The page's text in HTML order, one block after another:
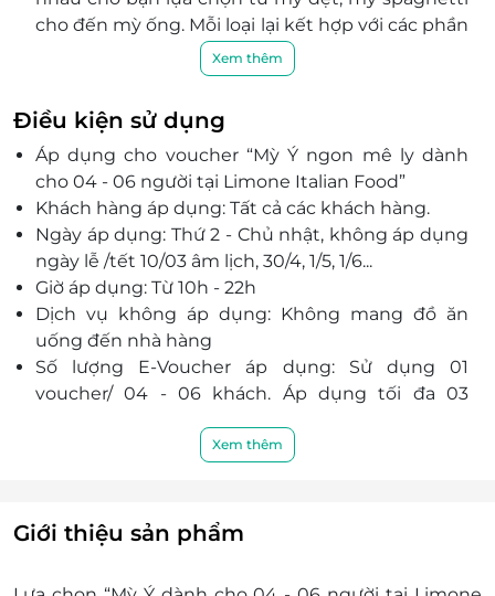
cho đến mỳ ống. Mỗi loại lại kết hợp với các phần
nước sốt khác nhau, được chế biến bởi người
đầu bếp chuyên nghiệp, mang đến nhiều trải
nghiệm thú vị.
Ngoài ra, còn có salat rau củ trộn dầu oliu dấm
chua chua, thanh mát, cân bằng vị giác hoàn
hảo.
Limone Italian Food tọa lạc trong các khu trung
tâm thương mại sầm uất Vincom Royal City và
Vincom Center, là địa chỉ lý tưởng giúp Quý
khách vừa có thể vui chơi, mua sắm vừa thưởng
thức nhiều món ăn ngon khó cưỡng.
Thực đơn đa dạng, chuyên các món Âu, được
người đầu bếp biến tấu sao cho vừa giữ nguyên
hương vị thơm ngon đúng điệu, vừa phù hợp với
khẩu vị của người Việt.
Không gian thiết kế hiện đại, thoáng đãng, với
nhiệt tình, được đào tạo bài bản, đáp ứng nhanh
Xem thêm
Điều kiện sử dụng
Áp dụng cho voucher “Mỳ Ý ngon mê ly dành
cho 04 - 06 người tại Limone Italian Food”
Khách hàng áp dụng: Tất cả các khách hàng.
Ngày áp dụng: Thứ 2 - Chủ nhật, không áp dụng
ngày lễ /tết 10/03 âm lịch, 30/4, 1/5, 1/6...
Giờ áp dụng: Từ 10h - 22h
Dịch vụ không áp dụng: Không mang đồ ăn
uống đến nhà hàng
Số lượng E-Voucher áp dụng: Sử dụng 01
voucher/ 04 - 06 khách. Áp dụng tối đa 03
nhất 30 phút, trường hợp khách hàng chưa
đặt chỗ mà nhà hàng đã full bàn book sẵn
Xem thêm
Giới thiệu sản phẩm